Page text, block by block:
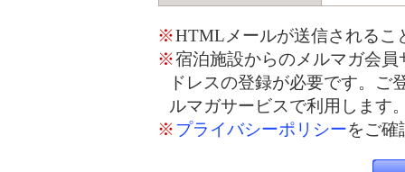
※HTMLメールが送信されるこ
※宿泊施設からのメルマガ会
ドレスの登録が必要です。ご
ルマガサービスで利用します
※プライバシーポリシーをご確